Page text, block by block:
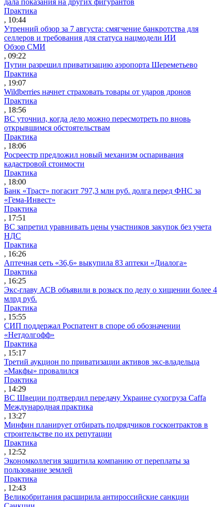
Практика
, 10:44
Утренний обзор за 7 августа: смягчение банкротства для
селлеров и требования для статуса нацмодели ИИ
Обзор СМИ
, 09:22
Путин разрешил приватизацию аэропорта Шереметьево
Практика
, 19:07
Wildberries начнет страховать товары от ударов дронов
Практика
, 18:56
ВС уточнил, когда дело можно пересмотреть по вновь
открывшимся обстоятельствам
Практика
, 18:06
Росреестр предложил новый механизм оспаривания
кадастровой стоимости
Практика
, 18:00
Банк «Траст» погасит 797,3 млн руб. долга перед ФНС за
«Гема-Инвест»
Практика
, 17:51
ВС запретил уравнивать цены участников закупок без учета
НДС
Практика
, 16:26
Аптечная сеть «36,6» выкупила 83 аптеки «Диалога»
Практика
, 16:25
Экс-главу АСВ объявили в розыск по делу о хищении более 4
млрд руб.
Практика
, 15:55
СИП поддержал Роспатент в споре об обозначении
«Нетдолгофф»
Практика
, 15:17
Третий аукцион по приватизации активов экс-владельца
«Макфы» провалился
Практика
, 14:29
ВС Швеции подтвердил передачу Украине сухогруза Caffa
Международная практика
, 13:27
Минфин планирует отбирать подрядчиков госконтрактов в
строительстве по их репутации
Практика
, 12:52
Экономколлегия защитила компанию от переплаты за
пользование землей
Практика
, 12:43
Великобритания расширила антироссийские санкции